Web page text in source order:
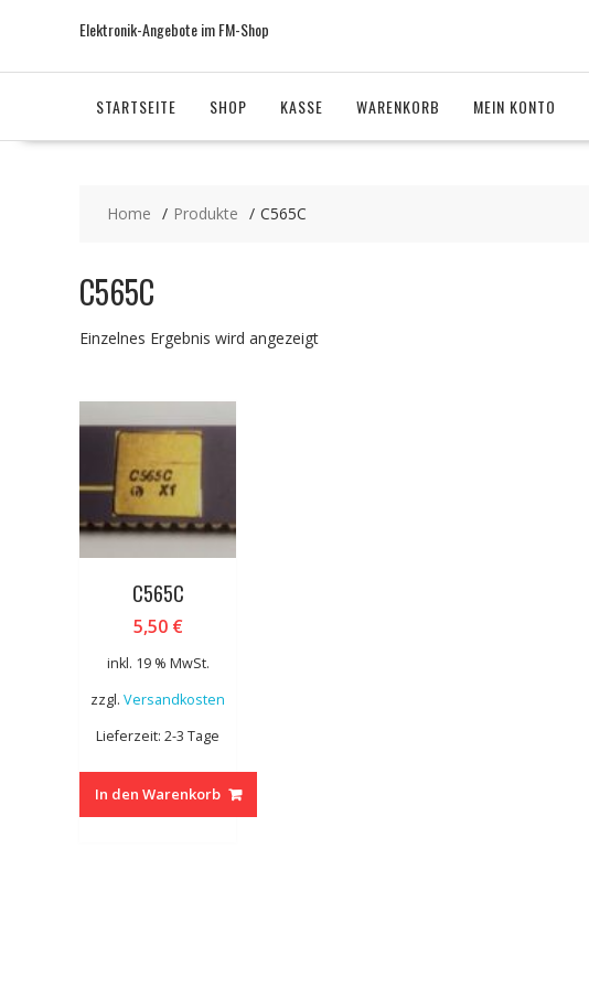
Elektronik-Angebote im FM-Shop
STARTSEITE SHOP KASSE WARENKORB MEIN KONTO
Home Produkte C565C
C565C
Einzelnes Ergebnis wird angezeigt
C565C
5,50 €
inkl. 19 % MwSt.
zzgl.Versandkosten
Lieferzeit: 2-3 Tage
In den Warenkorb